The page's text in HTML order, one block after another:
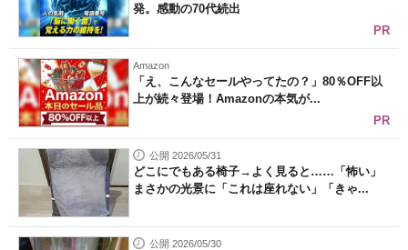
発。感動の70代続出
PR
Amazon
「え、こんなセールやってたの？」80％OFF以
上が続々登場！Amazonの本気が...
PR
公開 2026/05/31
どこにでもある椅子→よく見ると……「怖い」
まさかの光景に「これは座れない」「きゃ...
公開 2026/05/30